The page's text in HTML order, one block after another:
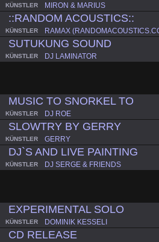
KÜNSTLER MIRON & MARIUS
::RANDOM ACOUSTICS::
KÜNSTLER RAMAX
SUTUKUNG SOUND
KÜNSTLER DJ LAMINATOR
MUSIC TO SNORKEL TO
KÜNSTLER DJ ROE
SLOWTRY BY GERRY
KÜNSTLER GERRY
DJ`S AND LIVE PAINTING
KÜNSTLER DJ SERGE & FRIENDS
EXPERIMENTAL SOLO
KÜNSTLER DOMINIK KESSELI
CD RELEASE